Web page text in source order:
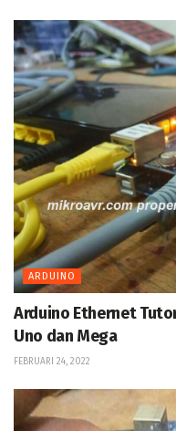
ARDUINO
Arduino Ethernet
Uno dan Mega
FEBRUARI 24, 2022